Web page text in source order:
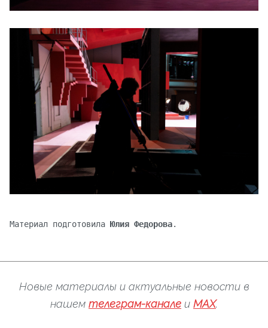
Материал подготовила Юлия Федорова.
Новые материалы и актуальные новости в
нашем телеграм-канале и MAX.